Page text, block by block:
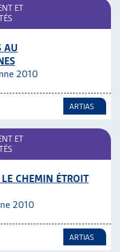
ET
AU
2010
ARTIAS
ET
CHEMIN ÉTROIT
2010
ARTIAS